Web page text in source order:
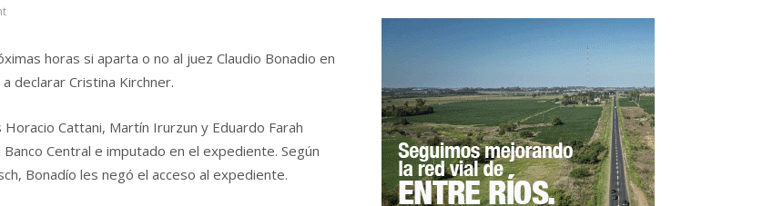
horas si aparta o no al juez Claudio Bonadio en
declarar Cristina Kirchner.
Cattani, Martín Irurzun y Eduardo Farah
Central e imputado en el expediente. Según
Bonadío les negó el acceso al expediente.